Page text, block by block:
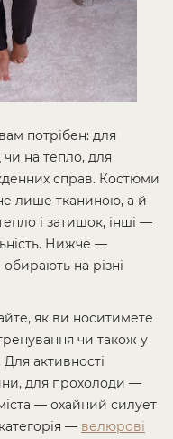
потрібен: для
чи на тепло, для
справ. Костюми
не лише тканиною, а й
і затишок, інші —
Нижче —
на різні
як ви носитимете
чи також у
активності
для прохолоди —
міста — охайний силует
— велюрові